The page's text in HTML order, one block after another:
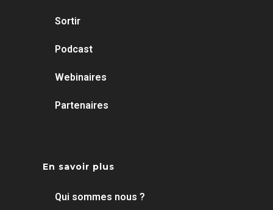
Sortir
Podcast
Webinaires
Partenaires
En savoir plus
Qui sommes nous ?